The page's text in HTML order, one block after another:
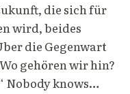
die sich für
wird, beides
die Gegenwart
gehören wir hin?
Nobody knows…